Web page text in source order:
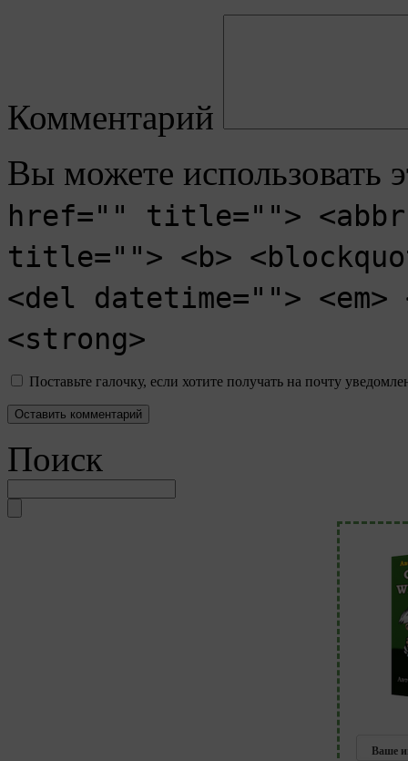
Комментарий
Вы можете использовать
href="" title="">
title=""> <b>
<del datetime="">
<strong>
Поставьте галочку, если хотите получать на почту
Поиск